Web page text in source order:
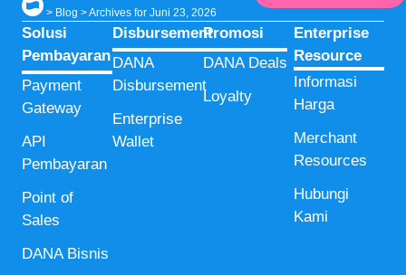
> Blog >Archives for Juni 23, 2026
Solusi
Pembayaran
Payment
Gateway
API
Pembayaran
Point of
Sales
DANA Bisnis
Disbursement
DANA
Disbursement
Enterprise
Wallet
Promosi
DANA Deals
Loyalty
Enterprise
Resource
Informasi
Harga
Merchant
Resources
Hubungi
Kami